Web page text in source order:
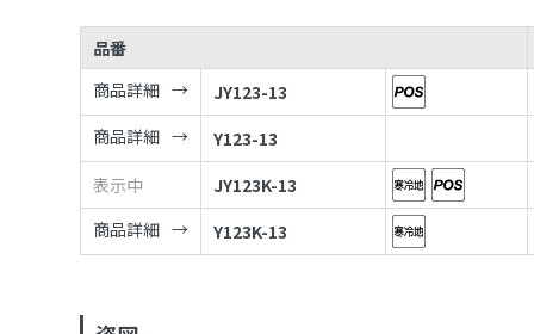
品番
商品詳細
JY123-13
商品詳細
Y123-13
表示中
JY123K-13
商品詳細
Y123K-13